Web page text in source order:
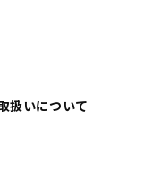
扱いについて